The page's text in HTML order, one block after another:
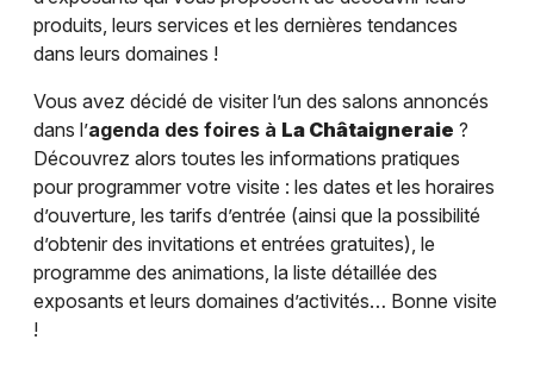
produits, leurs services et les dernières tendances
dans leurs domaines !
Vous avez décidé de visiter l’un des salons annoncés
dans l’agenda des foires à La Châtaigneraie ?
Découvrez alors toutes les informations pratiques
pour programmer votre visite : les dates et les horaires
d’ouverture, les tarifs d’entrée (ainsi que la possibilité
d’obtenir des invitations et entrées gratuites), le
programme des animations, la liste détaillée des
exposants et leurs domaines d’activités… Bonne visite
!